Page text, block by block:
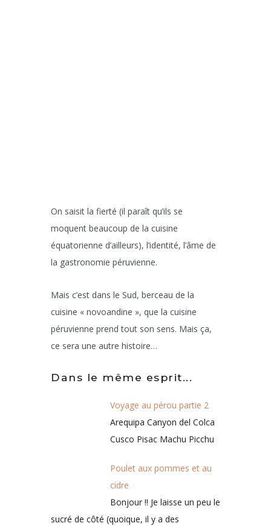
On saisit la fierté (il paraît qu’ils se
moquent beaucoup de la cuisine
équatorienne d’ailleurs), l’identité, l’âme de
la gastronomie péruvienne.
Mais c’est dans le Sud, berceau de la
cuisine « novoandine », que la cuisine
péruvienne prend tout son sens. Mais ça,
ce sera une autre histoire…
Dans le même esprit...
Voyage au pérou partie 2
Arequipa Canyon del Colca
Cusco Pisac Machu Picchu
Poulet aux pommes et au
cidre
Bonjour !! Je laisse un peu le
sucré de côté (quoique, il y a des